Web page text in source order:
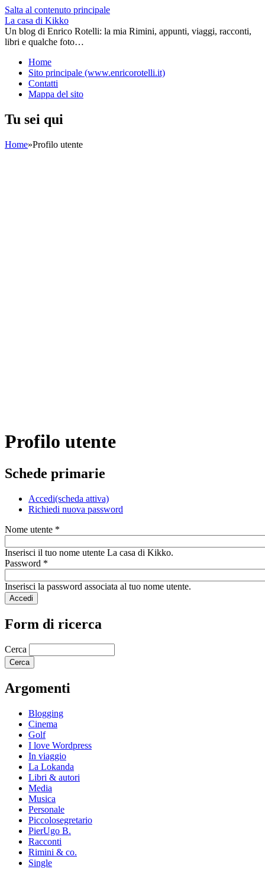
Salta al contenuto principale
La casa di Kikko
Un blog di Enrico Rotelli: la mia Rimini, appunti, viaggi, racconti,
libri e qualche foto…
Home
Sito principale (www.enricorotelli.it)
Contatti
Mappa del sito
Tu sei qui
Home»Profilo utente
Profilo utente
Schede primarie
Accedi(scheda attiva)
Richiedi nuova password
Nome utente *
Inserisci il tuo nome utente La casa di Kikko.
Password *
Inserisci la password associata al tuo nome utente.
Form di ricerca
Cerca
Argomenti
Blogging
Cinema
Golf
I love Wordpress
In viaggio
La Lokanda
Libri & autori
Media
Musica
Personale
Piccolosegretario
PierUgo B.
Racconti
Rimini & co.
Single